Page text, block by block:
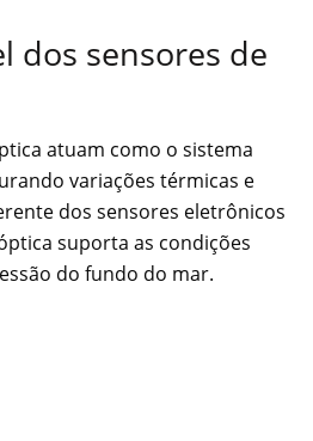
dos sensores de
atuam como o sistema
variações térmicas e
dos sensores eletrônicos
suporta as condições
do fundo do mar.